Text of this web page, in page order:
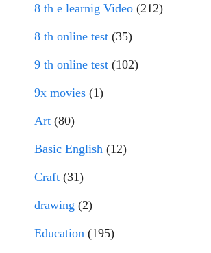
8 th e learnig Video (212)
8 th online test (35)
9 th online test (102)
9x movies (1)
Art (80)
Basic English (12)
Craft (31)
drawing (2)
Education (195)